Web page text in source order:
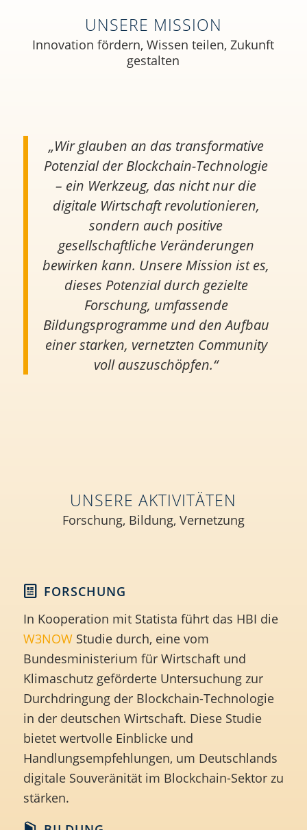
UNSERE MISSION
Innovation fördern, Wissen teilen, Zukunft
gestalten
„Wir glauben an das transformative
Potenzial der Blockchain-Technologie
– ein Werkzeug, das nicht nur die
digitale Wirtschaft revolutionieren,
sondern auch positive
gesellschaftliche Veränderungen
bewirken kann. Unsere Mission ist es,
dieses Potenzial durch gezielte
Forschung, umfassende
Bildungsprogramme und den Aufbau
einer starken, vernetzten Community
voll auszuschöpfen.“
UNSERE AKTIVITÄTEN
Forschung, Bildung, Vernetzung
FORSCHUNG
In Kooperation mit Statista führt das HBI die
W3NOWStudiedurch, eine vom
Bundesministerium für Wirtschaft und
Klimaschutz geförderte Untersuchung zur
Durchdringung der Blockchain-Technologie
in der deutschen Wirtschaft. Diese Studie
bietet wertvolle Einblicke und
Handlungsempfehlungen, um Deutschlands
digitale Souveränität im Blockchain-Sektor zu
stärken.